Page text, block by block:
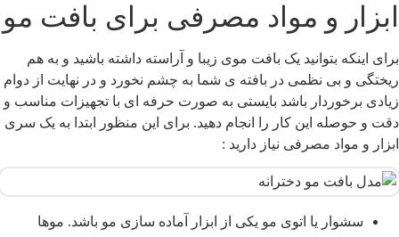
و مواد مصرفی برای بافت مو
اینکه بتوانید یک بافت موی زیبا و آراسته داشته باشید و به هم
و بی نظمی در بافته ی شما به چشم نخورد و در نهایت از دوام
برخوردار باشد بایستی به صورت حرفه ای با تجهیزات مناسب و
و حوصله این کار را انجام دهید. برای این منظور ابتدا به یک سری
و مواد مصرفی نیاز دارید :
سشوار یا اتوی مو یکی از ابزار آماده سازی مو باشد. موها